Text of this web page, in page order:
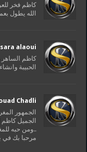
كاظم فخر
الله يطول
sara alaoui
كاظم الساهر
الحبيبة
Chadli
الجمهور
الجميل
..ومن حبه
مرحبا بك في